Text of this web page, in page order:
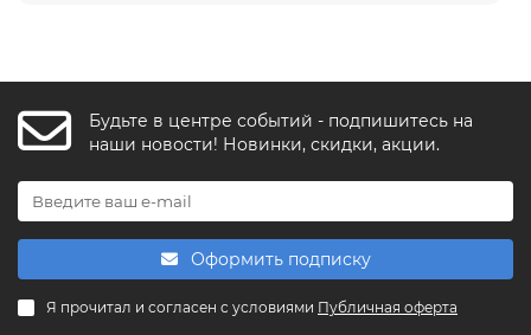
Будьте в центре событий - подпишитесь на
наши новости! Новинки, скидки, акции.
Оформить подписку
Я прочитал и согласен с условиями Публичная оферта
F FishkaAI
Обычно отвечаем за минуту